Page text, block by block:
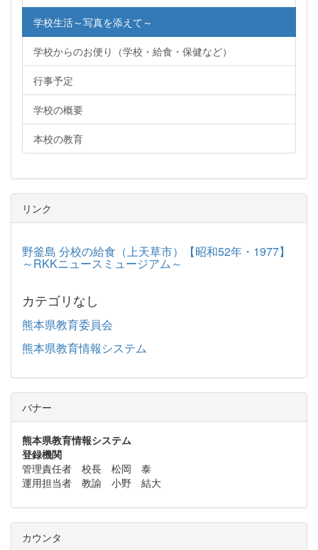
学校生活～写真を添えて～
学校からのお便り（学校・給食・保健など）
行事予定
学校の概要
本校の教育
リンク
野釜島 分校の給食（上天草市）【昭和52年・1977】
～RKKニュースミュージアム～
カテゴリなし
熊本県教育委員会
熊本県教育情報システム
バナー
熊本県教育情報システム
登録機関
管理責任者 校長 松岡 泰
運用担当者 教諭 小野 結大
カウンタ